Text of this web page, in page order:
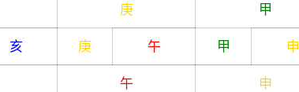
庚 甲
亥 庚 午 甲 申
午 申